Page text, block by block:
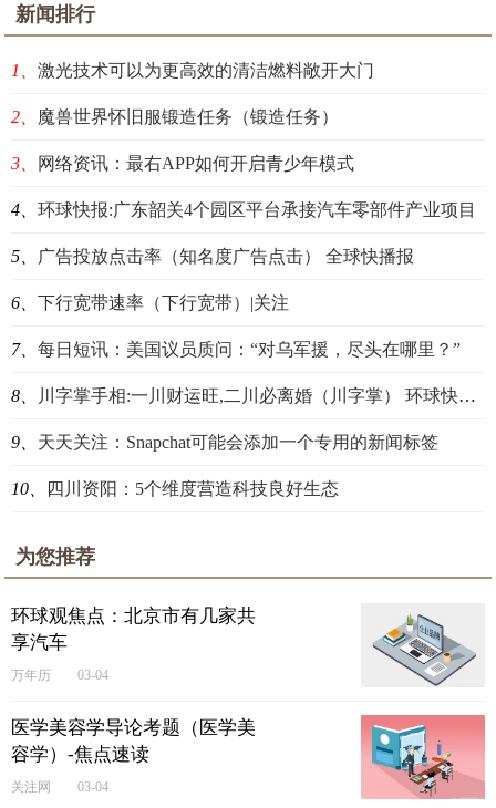
新闻排行
1、 激光技术可以为更高效的清洁燃料敞开大门
2、 魔兽世界怀旧服锻造任务（锻造任务）
3、 网络资讯：最右APP如何开启青少年模式
4、 环球快报:广东韶关4个园区平台承接汽车零部件产业项目
5、 广告投放点击率（知名度广告点击） 全球快播报
6、 下行宽带速率（下行宽带）|关注
7、 每日短讯：美国议员质问：“对乌军援，尽头在哪里？”
8、 川字掌手相:一川财运旺,二川必离婚（川字掌） 环球快播报
9、 天天关注：Snapchat可能会添加一个专用的新闻标签
10、 四川资阳：5个维度营造科技良好生态
为您推荐
环球观焦点：北京市有几家共
享汽车
万年历 03-04
医学美容学导论考题（医学美
容学）-焦点速读
关注网 03-04